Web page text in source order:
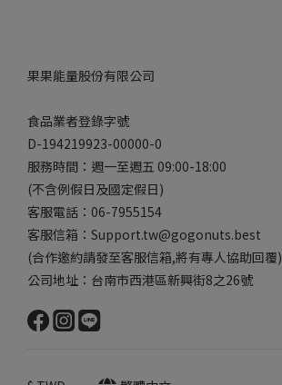
果果能量股份有限公司
食品業者登錄字號
D-194219923-00000-0
服務時間：週一至週五 09:00-18:00
(不含例假日及國定假日)
客服電話：06-7955154
客服信箱：Support.tw@gogonuts.best
(合作邀約請發至客服信箱,將有專人協助回覆)
公司地址：台南市西港區新興街8之26號